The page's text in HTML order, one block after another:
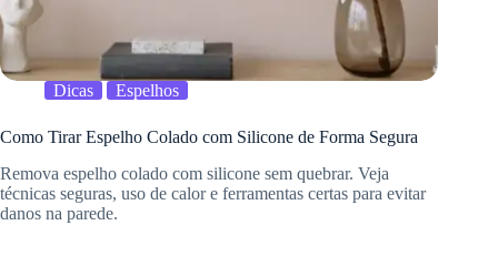
Dicas Espelhos
Como Tirar Espelho Colado com Silicone de Forma Segura
Remova espelho colado com silicone sem quebrar. Veja
técnicas seguras, uso de calor e ferramentas certas para evitar
danos na parede.